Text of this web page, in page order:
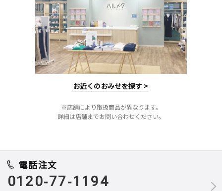
お近くのおみせを探す >
※店舗により取扱商品が異なります。
詳細は店舗までお問い合わせください。
電話注文
0120-77-1194